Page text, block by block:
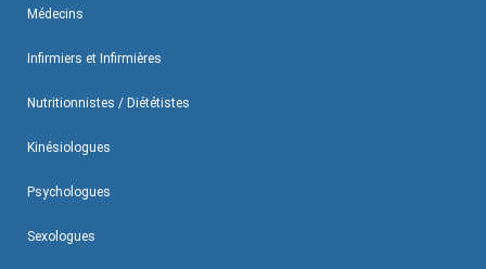
Médecins
Infirmiers et Infirmières
Nutritionnistes / Diététistes
Kinésiologues
Psychologues
Sexologues